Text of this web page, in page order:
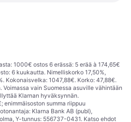
1000€ ostos 6 erässä: 5 erää à 174,65€
6 kuukautta. Nimelliskorko 17,50%,
Kokonaisvelka: 1047,88€. Korko: 47,88€.
Voimassa vain Suomessa asuville vähintään
Klarnan hyväksynnän.
enimmäisoston summa riippuu
Klarna Bank AB (publ),
Y-tunnus: 556737-0431. Katso ehdot